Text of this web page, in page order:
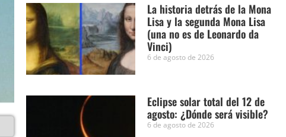
La historia detrás de la Mona
Lisa y la segunda Mona Lisa
(una no es de Leonardo da
Vinci)
6 de agosto de 2026
Eclipse solar total del 12 de
agosto: ¿Dónde será visible?
6 de agosto de 2026